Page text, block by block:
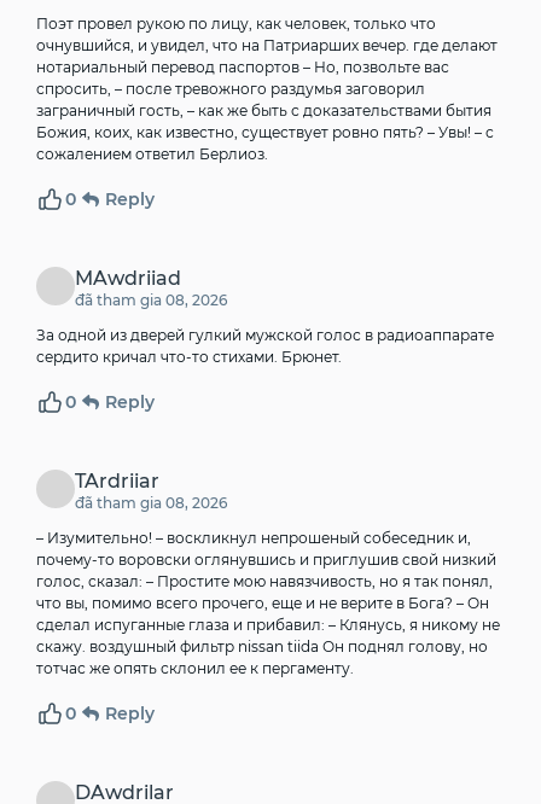
Поэт провел рукою по лицу, как человек, только что
очнувшийся, и увидел, что на Патриарших вечер. где делают
нотариальный перевод паспортов – Но, позвольте вас
спросить, – после тревожного раздумья заговорил
заграничный гость, – как же быть с доказательствами бытия
Божия, коих, как известно, существует ровно пять? – Увы! – с
сожалением ответил Берлиоз.
0 Reply
MAwdriiad
đã tham gia 08, 2026
За одной из дверей гулкий мужской голос в радиоаппарате
сердито кричал что-то стихами. Брюнет.
0 Reply
TArdriiar
đã tham gia 08, 2026
– Изумительно! – воскликнул непрошеный собеседник и,
почему-то воровски оглянувшись и приглушив свой низкий
голос, сказал: – Простите мою навязчивость, но я так понял,
что вы, помимо всего прочего, еще и не верите в Бога? – Он
сделал испуганные глаза и прибавил: – Клянусь, я никому не
скажу. воздушный фильтр nissan tiida Он поднял голову, но
тотчас же опять склонил ее к пергаменту.
0 Reply
DAwdrilar